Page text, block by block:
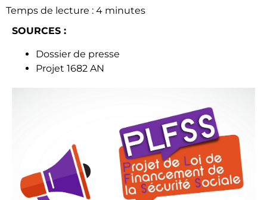
Temps de lecture : 4 minutes
SOURCES :
Dossier de presse
Projet 1682 AN